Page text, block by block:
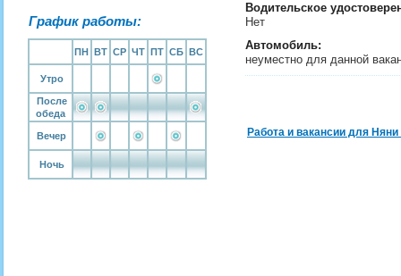
График работы:
ПН ВТ СР ЧТ ПТ СБ ВС
Утро
После
обеда
Вечер
Ночь
Водительское
Нет
Автомобиль:
неуместно для данной
Работа и вакансии для